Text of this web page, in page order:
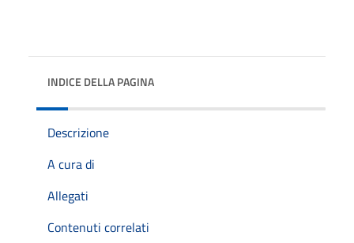
INDICE DELLA PAGINA
Descrizione
A cura di
Allegati
Contenuti correlati